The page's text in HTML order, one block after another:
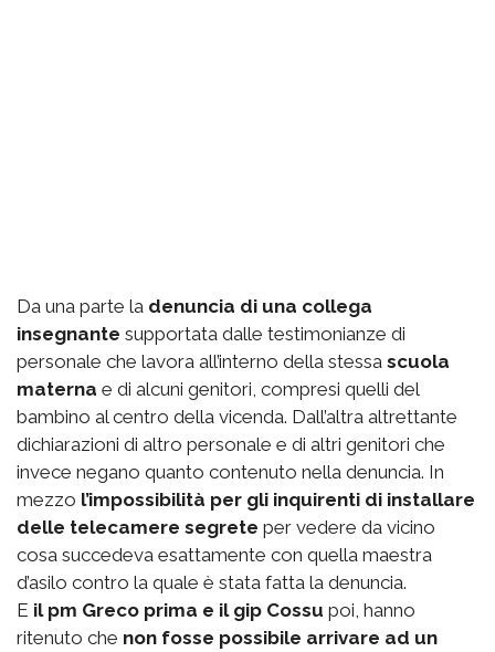
Da una parte la denuncia di una collega
insegnante supportata dalle testimonianze di
personale che lavora all’interno della stessa scuola
materna e di alcuni genitori, compresi quelli del
bambino al centro della vicenda. Dall’altra altrettante
dichiarazioni di altro personale e di altri genitori che
invece negano quanto contenuto nella denuncia. In
mezzo l’impossibilità per gli inquirenti di installare
delle telecamere segrete per vedere da vicino
cosa succedeva esattamente con quella maestra
d’asilo contro la quale è stata fatta la denuncia.
E il pm Greco prima e il gip Cossu poi, hanno
ritenuto che non fosse possibile arrivare ad un